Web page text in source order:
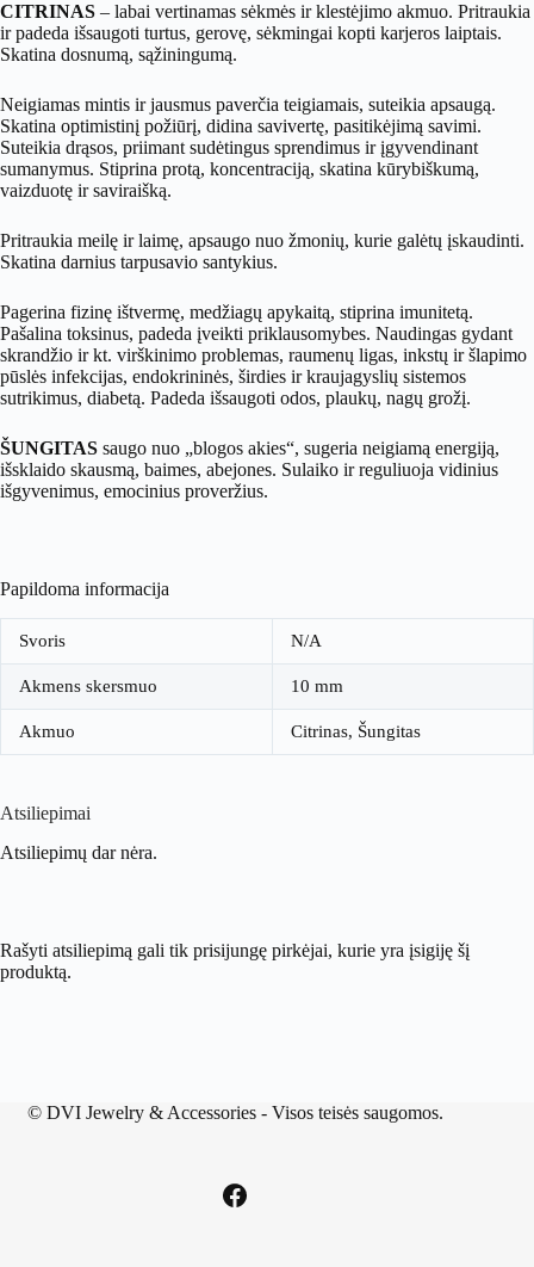
CITRINAS – labai vertinamas sėkmės ir klestėjimo akmuo. Pritraukia
ir padeda išsaugoti turtus, gerovę, sėkmingai kopti karjeros laiptais.
Skatina dosnumą, sąžiningumą.
Neigiamas mintis ir jausmus paverčia teigiamais, suteikia apsaugą.
Skatina optimistinį požiūrį, didina savivertę, pasitikėjimą savimi.
Suteikia drąsos, priimant sudėtingus sprendimus ir įgyvendinant
sumanymus. Stiprina protą, koncentraciją, skatina kūrybiškumą,
vaizduotę ir saviraišką.
Pritraukia meilę ir laimę, apsaugo nuo žmonių, kurie galėtų įskaudinti.
Skatina darnius tarpusavio santykius.
Pagerina fizinę ištvermę, medžiagų apykaitą, stiprina imunitetą.
Pašalina toksinus, padeda įveikti priklausomybes. Naudingas gydant
skrandžio ir kt. virškinimo problemas, raumenų ligas, inkstų ir šlapimo
pūslės infekcijas, endokrininės, širdies ir kraujagyslių sistemos
sutrikimus, diabetą. Padeda išsaugoti odos, plaukų, nagų grožį.
ŠUNGITAS saugo nuo „blogos akies“, sugeria neigiamą energiją,
išsklaido skausmą, baimes, abejones. Sulaiko ir reguliuoja vidinius
išgyvenimus, emocinius proveržius.
Papildoma informacija
Svoris N/A
Akmens skersmuo 10 mm
Akmuo Citrinas, Šungitas
Atsiliepimai
Atsiliepimų dar nėra.
Rašyti atsiliepimą gali tik prisijungę pirkėjai, kurie yra įsigiję šį
produktą.
© DVI Jewelry & Accessories- Visos teisės saugomos.